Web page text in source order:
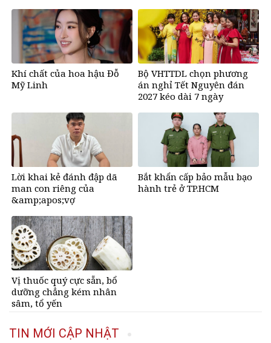
Khí chất của hoa hậu Đỗ
Mỹ Linh
Bộ VHTTDL chọn phương
án nghỉ Tết Nguyên đán
2027 kéo dài 7 ngày
Lời khai kẻ đánh đập dã
man con riêng của
&amp;apos;vợ
1 giờ sáng
Bắt khẩn cấp bảo mẫu bạo
hành trẻ ở TP.HCM
Vị thuốc quý cực sẵn, bổ
dưỡng chẳng kém nhân
sâm, tổ yến
TIN MỚI CẬP NHẬT